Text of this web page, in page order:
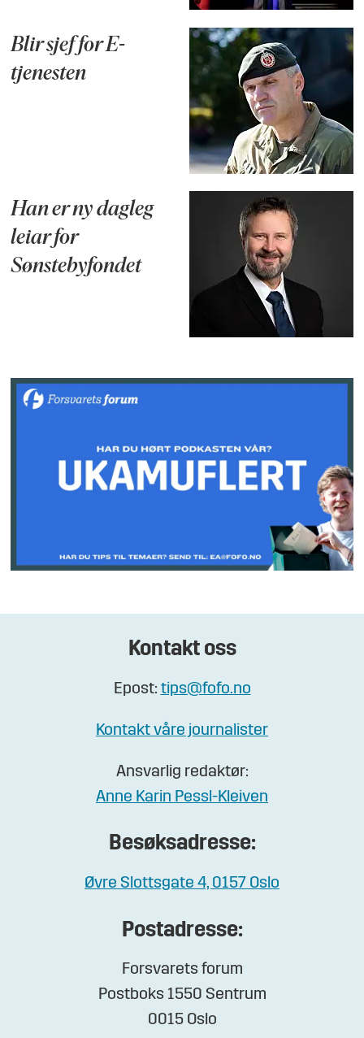
Blir sjef for E-
tjenesten
Han er ny dagleg
leiar for
Sønstebyfondet
Kontakt oss
Epost: tips@fofo.no
Kontakt våre journalister
Ansvarlig redaktør:
Anne Karin Pessl-Kleiven
Besøksadresse:
Øvre Slottsgate 4, 0157 Oslo
Postadresse:
Forsvarets forum
Postboks 1550 Sentrum
0015 Oslo